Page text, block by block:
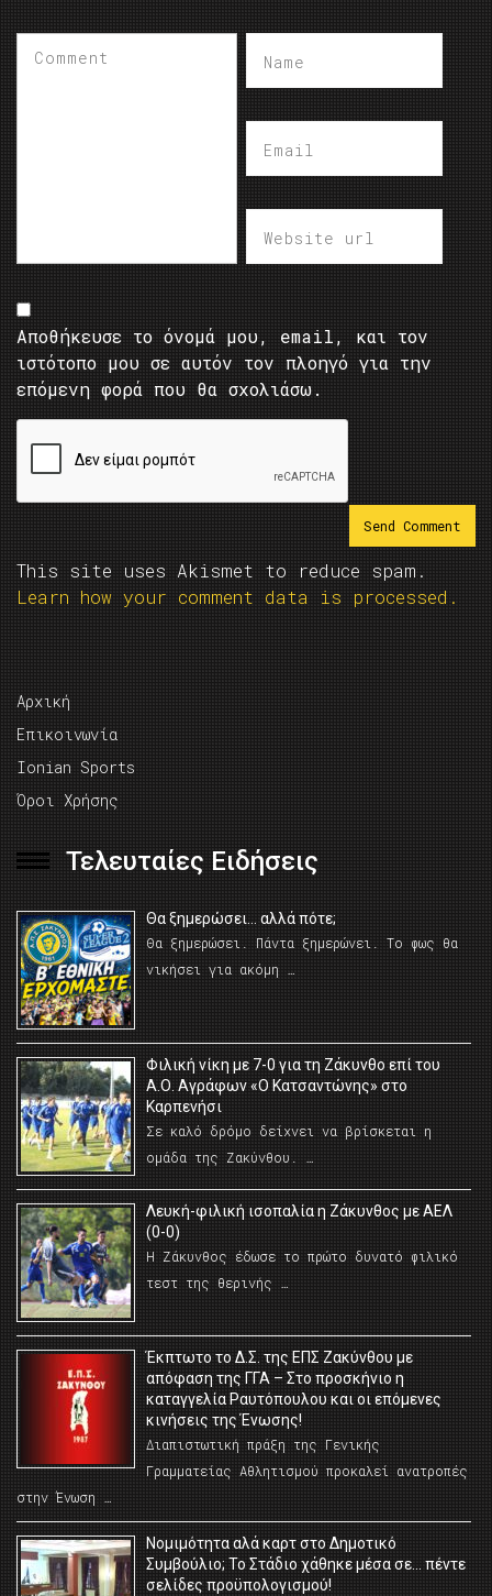
Αποθήκευσε το όνομά μου, email, και τον
ιστότοπο μου σε αυτόν τον πλοηγό για την
επόμενη φορά που θα σχολιάσω.
This site uses Akismet to reduce spam.
Learn how your comment data is processed.
Αρχική
Επικοινωνία
Ionian Sports
Όροι Χρήσης
Τελευταίες Ειδήσεις
Θα ξημερώσει… αλλά πότε;
Θα ξημερώσει. Πάντα ξημερώνει. Το φως θα
νικήσει για ακόμη …
Φιλική νίκη με 7-0 για τη Ζάκυνθο επί του
Α.Ο. Αγράφων «Ο Κατσαντώνης» στο
Καρπενήσι
Σε καλό δρόμο δείχνει να βρίσκεται η
ομάδα της Ζακύνθου. …
Λευκή-φιλική ισοπαλία η Ζάκυνθος με ΑΕΛ
(0-0)
Η Ζάκυνθος έδωσε το πρώτο δυνατό φιλικό
τεστ της θερινής …
Έκπτωτο το Δ.Σ. της ΕΠΣ Ζακύνθου με
απόφαση της ΓΓΑ – Στο προσκήνιο η
καταγγελία Ραυτόπουλου και οι επόμενες
κινήσεις της Ένωσης!
Διαπιστωτική πράξη της Γενικής
Γραμματείας Αθλητισμού προκαλεί ανατροπές
στην Ένωση …
Νομιμότητα αλά καρτ στο Δημοτικό
Συμβούλιο; Το Στάδιο χάθηκε μέσα σε… πέντε
σελίδες προϋπολογισμού!